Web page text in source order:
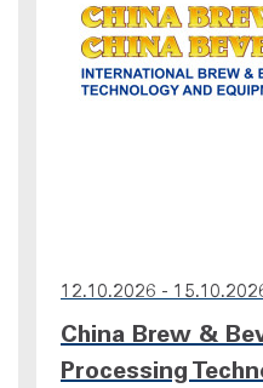
12.10.2026 -
China Brew &
Processing